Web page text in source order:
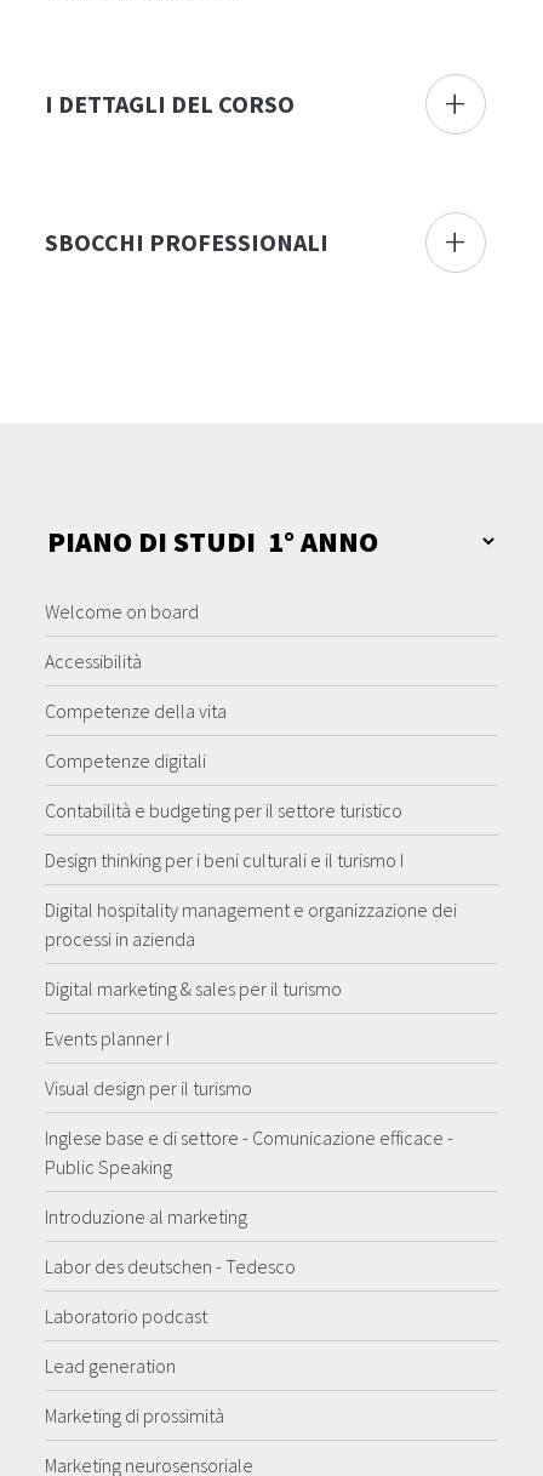
I DETTAGLI DEL CORSO +
SBOCCHI PROFESSIONALI +
Welcome on board
Accessibilità
Competenze della vita
Competenze digitali
Contabilità e budgeting per il settore turistico
Design thinking per i beni culturali e il turismo I
Digital hospitality management e organizzazione dei
processi in azienda
Digital marketing & sales per il turismo
Events planner I
Visual design per il turismo
Inglese base e di settore - Comunicazione efficace -
Public Speaking
Introduzione al marketing
Labor des deutschen - Tedesco
Laboratorio podcast
Lead generation
Marketing di prossimità
Marketing neurosensoriale